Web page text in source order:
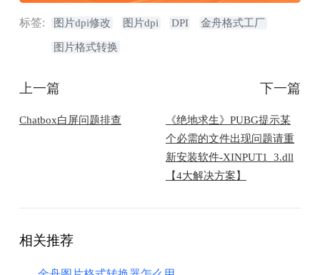
标签: 图片dpi修改 图片dpi DPI 金舟格式工厂
图片格式转换
上一篇
​Chatbox白屏问题排查
下一篇
《绝地求生》PUBG提示某
个必需的文件出现问题请重
新安装软件-XINPUT1_3.dll
【4大解决方案】
相关推荐